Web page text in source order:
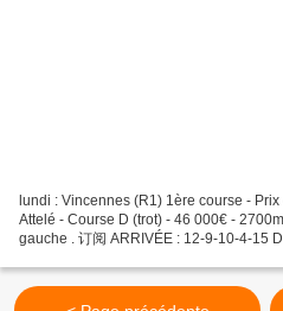
lundi : Vincennes (R1) 1ère course -
Attelé - Course D (trot) - 46 000€ -
gauche . 订阅 ARRIVÉE : 12-9-10-4-15